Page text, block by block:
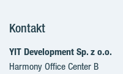
Kontakt
YIT Development Sp. z o.o.
Harmony Office Center B